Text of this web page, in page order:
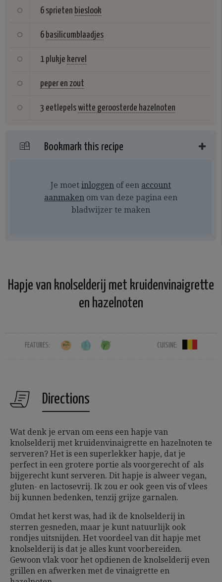
6 sprieten bieslook
6 basilicumblaadjes
1 plukje kervel
peper en zout
3 eetlepels witte geroosterde hazelnoten
Bookmark this recipe
Je moet inloggen of een account
aanmaken om van deze pagina een
bladwijzer te maken
Hapje van knolselderij met kruidenvinaigrette
en hazelnoten
FEATURES: CUISINE:
Directions
Wat denk je ervan om eens een hapje van
knolselderij met kruidenvinaigrette en hazelnoten te
serveren? Het is een superlekker hapje, dat je
perfect in een grotere portie als voorgerecht of als
bijgerecht kunt serveren. Dit hapje is alweer vegan,
gluten- en lactosevrij. Ik zou er ook geen vis of vlees
bij kunnen bedenken, tenzij grijze garnalen.
Omdat het kerst was, had ik de knolselderij in
sterren gesneden, maar je kunt natuurlijk ook
rondjes uitsnijden. Het voordeel van dit hapje met
knolselderij is dat je alles kunt voorbereiden.
Gewoon vlak voor het opdienen de knolselderij even
grillen en afwerken met de vinaigrette en